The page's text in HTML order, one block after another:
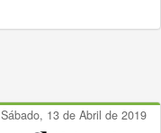
Sábado, 13 de Abril de 2019